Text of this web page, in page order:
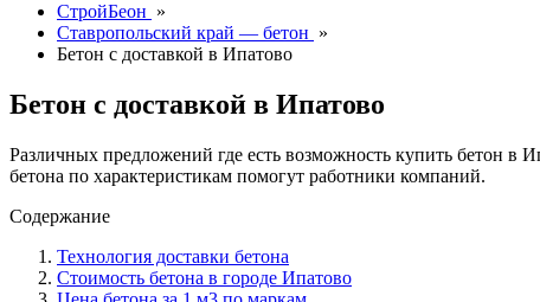
СтройБеон »
Ставропольский край — бетон »
Бетон с доставкой в Ипатово
Бетон с доставкой в Ипатово
Различных предложений где есть возможность купить бетон
бетона по характеристикам помогут работники компаний.
Содержание
Технология доставки бетона
Стоимость бетона в городе Ипатово